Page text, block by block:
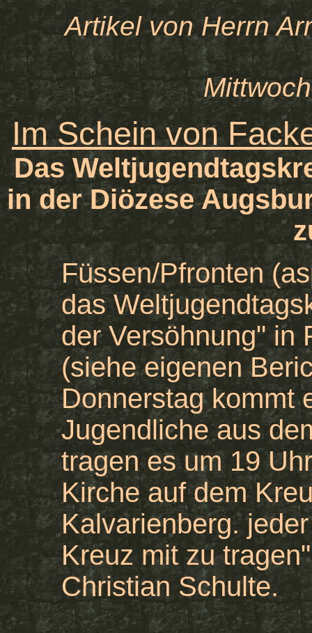
Artikel von Herrn
Im Schein von
Das
in der Diözese
Füssen/Pfronten
das
der Versöhnung" in
(siehe eigenen
Donnerstag kommt
Jugendliche aus
tragen es um 19
Kirche auf dem
Kalvarienberg.
Kreuz mit zu
Christian Schulte.